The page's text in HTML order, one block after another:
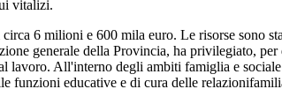
vitalizi.
6 milioni e 600 mila euro. Le risorse sono
generale della Provincia, ha privilegiato,
All'interno degli ambiti famiglia e
funzioni educative e di cura delle